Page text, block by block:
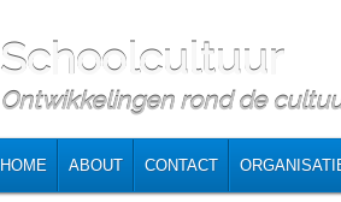
Schoolcultuur
Ontwikkelingen rond de
SKIP TO PRIMARY CONTENT
SKIP TO SECONDARY CONTENT
HOME ABOUT CONTACT